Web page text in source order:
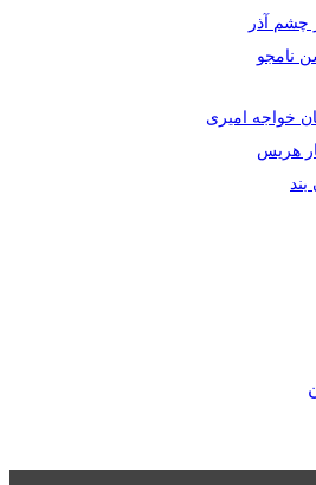
چشم آذر
نامجو
خواجه امیری
هریس
بند